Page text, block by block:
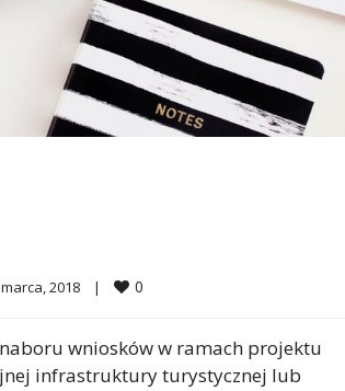
marca, 2018 | 0
wniosków w ramach projektu
infrastruktury turystycznej lub